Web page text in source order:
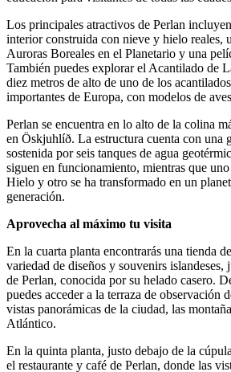
Los principales atractivos de Perlan
interior construida con nieve y hielo reales,
Auroras Boreales en el Planetario y una
También puedes explorar el Acantilado de
diez metros de alto de uno de los
importantes de Europa, con modelos de
Perlan se encuentra en lo alto de la colina
en Öskjuhlíð. La estructura cuenta con una
sostenida por seis tanques de agua
siguen en funcionamiento, mientras que
Hielo y otro se ha transformado en un
generación.
Aprovecha al máximo tu visita
En la cuarta planta encontrarás una tienda
variedad de diseños y souvenirs islandeses,
de Perlan, conocida por su helado casero.
puedes acceder a la terraza de observación
vistas panorámicas de la ciudad, las
Atlántico.
En la quinta planta, justo debajo de la
el restaurante y café de Perlan, donde las